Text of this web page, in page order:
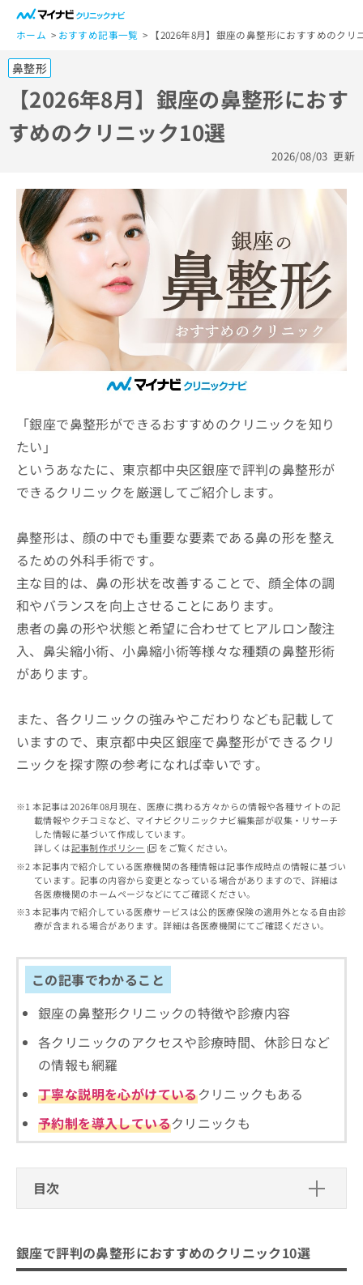
ホーム おすすめ記事一覧 【2026年8月】銀座の鼻整形におすすめのクリ
鼻整形
【2026年8月】銀座の鼻整形におす
すめのクリニック10選
2026/08/03 更新
「銀座で鼻整形ができるおすすめのクリニックを知り
たい」
というあなたに、東京都中央区銀座で評判の鼻整形が
できるクリニックを厳選してご紹介します。
鼻整形は、顔の中でも重要な要素である鼻の形を整え
るための外科手術です。
主な目的は、鼻の形状を改善することで、顔全体の調
和やバランスを向上させることにあります。
患者の鼻の形や状態と希望に合わせてヒアルロン酸注
入、鼻尖縮小術、小鼻縮小術等様々な種類の鼻整形術
があります。
また、各クリニックの強みやこだわりなども記載して
いますので、東京都中央区銀座で鼻整形ができるクリ
ニックを探す際の参考になれば幸いです。
本記事は2026年08月現在、医療に携わる方々からの情報や各種サイトの記
載情報やクチコミなど、マイナビクリニックナビ編集部が収集・リサーチ
した情報に基づいて作成しています。
詳しくは記事制作ポリシー
をご覧ください。
本記事内で紹介している医療機関の各種情報は記事作成時点の情報に基づい
ています。記事の内容から変更となっている場合がありますので、詳細は
各医療機関のホームページなどにてご確認ください。
本記事内で紹介している医療サービスは公的医療保険の適用外となる自由診
療が含まれる場合があります。詳細は各医療機関にてご確認ください。
この記事でわかること
銀座の鼻整形クリニックの特徴や診療内容
各クリニックのアクセスや診療時間、休診日など
の情報も網羅
丁寧な説明を心がけているクリニックもある
予約制を導入しているクリニックも
目次
Zetith Beauty Clinic 銀座院
銀座で評判の鼻整形におすすめのクリニック10選
一
般
ー
ザ
ー
の
方
ち
ら
マ
イ
ッ
ビ
関
す
る
お
い
合
わ
せ
は
こ
ち
ら
こち
ナビ
ニッ
クナ
ビサ
への
お問
合せ
フォ
ーム
とな
りま
す。
クリ
ニッ
約・
症状
のご
相談
など
はで
きま
せん
ご了
承く
ださ
い。
医
療
は
ら
広
告
出
の
お
問
い
合
わ
せ
は
こ
ち
資
料
の
請
ち
無
報
の
申
み
こ
ち
報
の
広
告
代
店
方
は
こ
ち
広
出
の
お
合
は
ら
料
ご
請
は
ら
無
料
情
充
お
申